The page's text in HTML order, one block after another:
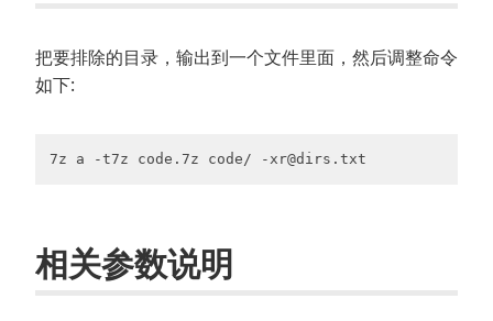
把要排除的目录，输出到一个文件里面，然后调整命令
如下:
7z a -t7z code.7z code/ -xr@dirs.txt
相关参数说明